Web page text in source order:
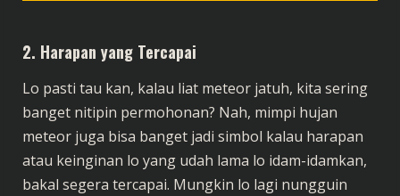
2. Harapan yang Tercapai
Lo pasti tau kan, kalau liat meteor jatuh, kita sering
banget nitipin permohonan? Nah, mimpi hujan
meteor juga bisa banget jadi simbol kalau harapan
atau keinginan lo yang udah lama lo idam-idamkan,
bakal segera tercapai. Mungkin lo lagi nungguin